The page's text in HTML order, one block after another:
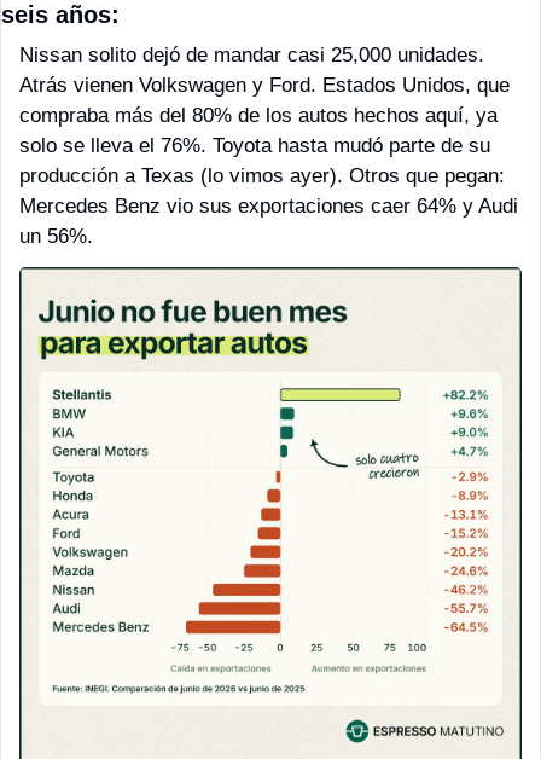
seis años:
Nissan solito dejó de mandar casi 25,000 unidades.
Atrás vienen Volkswagen y Ford. Estados Unidos, que
compraba más del 80% de los autos hechos aquí, ya
solo se lleva el 76%. Toyota hasta mudó parte de su
producción a Texas (lo vimos ayer). Otros que pegan:
Mercedes Benz vio sus exportaciones caer 64% y Audi
un 56%.